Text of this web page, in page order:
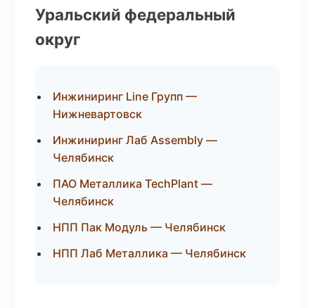
Уральский федеральный
округ
Инжиниринг Line Групп —
Нижневартовск
Инжиниринг Лаб Assembly —
Челябинск
ПАО Металлика TechPlant —
Челябинск
НПП Пак Модуль — Челябинск
НПП Лаб Металлика — Челябинск